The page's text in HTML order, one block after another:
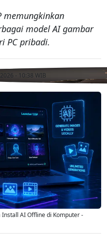
memungkinkan
model AI gambar
PC pribadi.
2026 - 10:38 WIB
AI Offline di Komputer -